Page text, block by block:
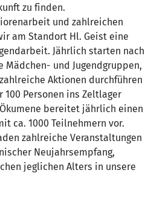
zu finden.
und zahlreichen
am Standort Hl. Geist eine
Jährlich starten nach
Mädchen- und Jugendgruppen,
Aktionen durchführen
Personen ins Zeltlager
bereitet jährlich einen
ca. 1000 Teilnehmern vor.
zahlreiche Veranstaltungen
Neujahrsempfang,
jeglichen Alters in unsere